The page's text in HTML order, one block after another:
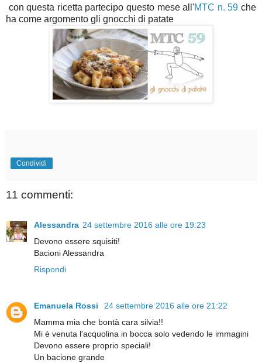
con questa ricetta partecipo questo mese all'MTC n. 59 che
ha come argomento gli gnocchi di patate
Condividi
11 commenti:
Alessandra 24 settembre 2016 alle ore 19:23
Devono essere squisiti!
Bacioni Alessandra
Rispondi
Emanuela Rossi
24 settembre 2016 alle ore 21:22
Mamma mia che bontà cara silvia!!
Mi è venuta l'acquolina in bocca solo vedendo le immagini
Devono essere proprio speciali!
Un bacione grande